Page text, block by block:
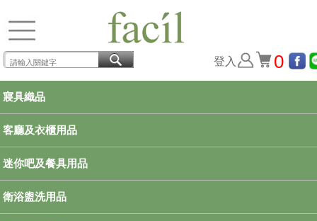
登入 0
寢具織品
客廳及衣櫃用品
迷你吧及餐具用品
衛浴盥洗用品